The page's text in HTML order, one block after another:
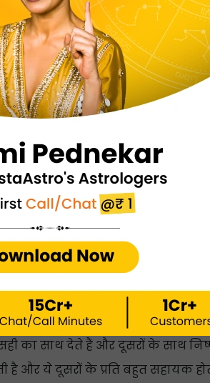
11:52 रात, 12 अक्टूबर
01:43 सुबह, 14 अक्टूबर
07:24 सुबह, 9 नवंबर
09:19 सुबह, 10 नवंबर
03:48 दोपहर, 7 दिसंबर
सकारात्मक और नकारात्मक पहलुओं
होती है, साथ ही उपलब्धि और
Rashi) के लोग अक्सर नेतृत्व गुण
परिस्थितियों में भी अपने लक्ष्य
का साथ देते हैं और दूसरों के साथ
है और ये दूसरों के प्रति बहुत सहायक